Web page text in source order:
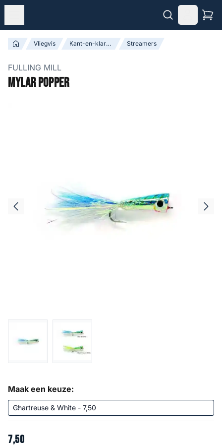
Vliegvis Kant-en-klare Vliegen Streamers
FULLING MILL
Mylar Popper
Maak een keuze:
7,50